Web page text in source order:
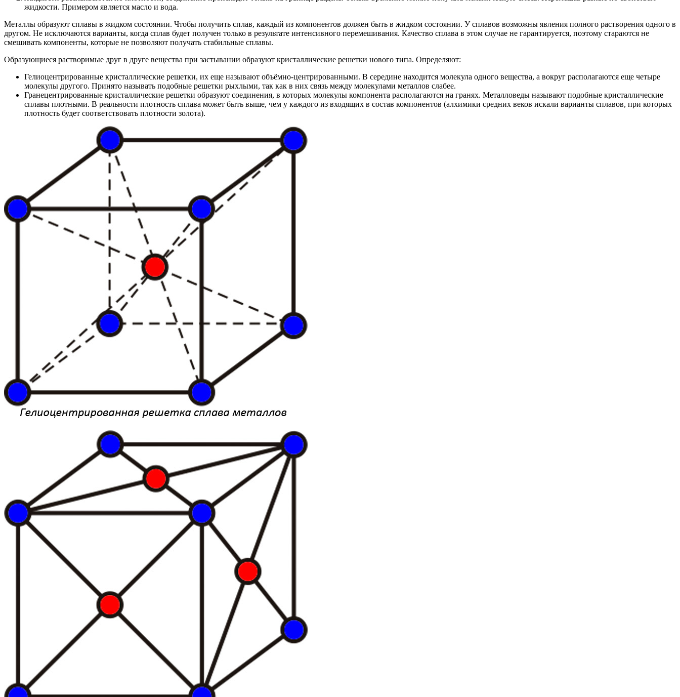
жидкости. Примером является масло и вода.
Металлы образуют сплавы в жидком состоянии. Чтобы получить сплав, каждый из компонентов должен быть в жидком состоянии. У сплавов возможны явления полного растворения одного в
другом. Не исключаются варианты, когда сплав будет получен только в результате интенсивного перемешивания. Качество сплава в этом случае не гарантируется, поэтому стараются не
смешивать компоненты, которые не позволяют получать стабильные сплавы.
Образующиеся растворимые друг в друге вещества при застывании образуют кристаллические решетки нового типа. Определяют:
Гелиоцентрированные кристаллические решетки, их еще называют объёмно-центрированными. В середине находится молекула одного вещества, а вокруг располагаются еще четыре
молекулы другого. Принято называть подобные решетки рыхлыми, так как в них связь между молекулами металлов слабее.
Гранецентрированные кристаллические решетки образуют соединения, в которых молекулы компонента располагаются на гранях. Металловеды называют подобные кристаллические
сплавы плотными. В реальности плотность сплава может быть выше, чем у каждого из входящих в состав компонентов (алхимики средних веков искали варианты сплавов, при которых
плотность будет соответствовать плотности золота).